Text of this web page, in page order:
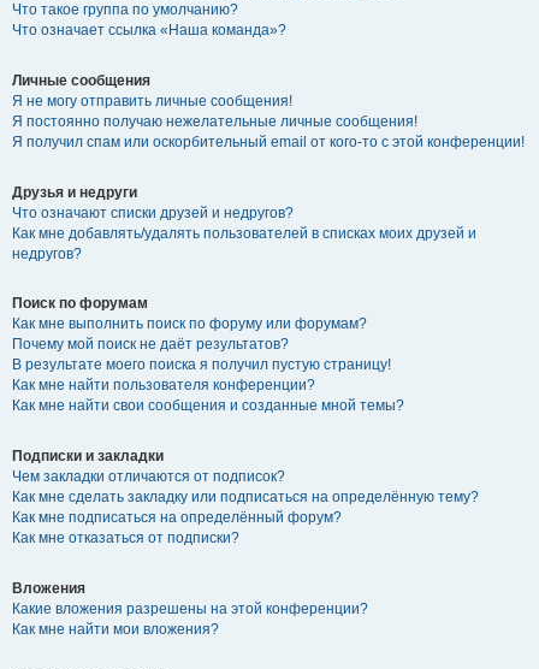
Что такое группа по умолчанию?
Что означает ссылка «Наша команда»?
Личные сообщения
Я не могу отправить личные сообщения!
Я постоянно получаю нежелательные личные сообщения!
Я получил спам или оскорбительный email от кого-то с этой конференции!
Друзья и недруги
Что означают списки друзей и недругов?
Как мне добавлять/удалять пользователей в списках моих друзей и
недругов?
Поиск по форумам
Как мне выполнить поиск по форуму или форумам?
Почему мой поиск не даёт результатов?
В результате моего поиска я получил пустую страницу!
Как мне найти пользователя конференции?
Как мне найти свои сообщения и созданные мной темы?
Подписки и закладки
Чем закладки отличаются от подписок?
Как мне сделать закладку или подписаться на определённую тему?
Как мне подписаться на определённый форум?
Как мне отказаться от подписки?
Вложения
Какие вложения разрешены на этой конференции?
Как мне найти мои вложения?